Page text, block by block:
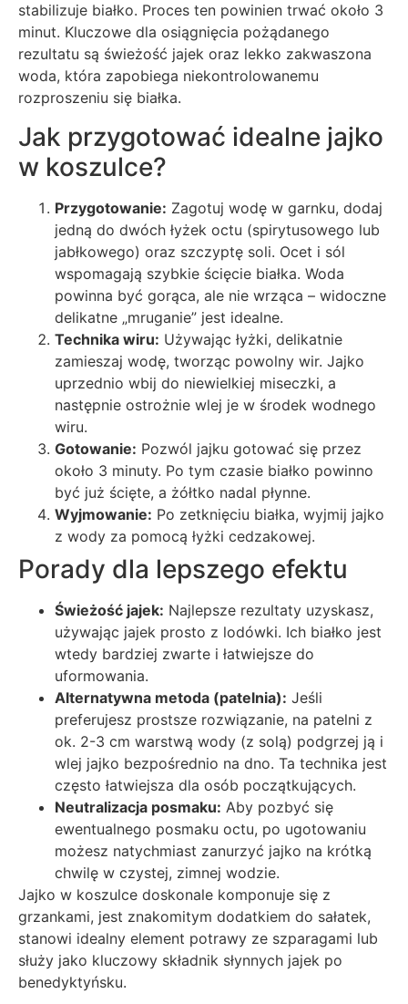
stabilizuje białko. Proces ten powinien trwać około 3
minut. Kluczowe dla osiągnięcia pożądanego
rezultatu są świeżość jajek oraz lekko zakwaszona
woda, która zapobiega niekontrolowanemu
rozproszeniu się białka.
Jak przygotować idealne jajko
w koszulce?
Przygotowanie: Zagotuj wodę w garnku, dodaj
jedną do dwóch łyżek octu (spirytusowego lub
jabłkowego) oraz szczyptę soli. Ocet i sól
wspomagają szybkie ścięcie białka. Woda
powinna być gorąca, ale nie wrząca – widoczne
delikatne „mruganie” jest idealne.
Technika wiru: Używając łyżki, delikatnie
zamieszaj wodę, tworząc powolny wir. Jajko
uprzednio wbij do niewielkiej miseczki, a
następnie ostrożnie wlej je w środek wodnego
wiru.
Gotowanie: Pozwól jajku gotować się przez
około 3 minuty. Po tym czasie białko powinno
być już ścięte, a żółtko nadal płynne.
Wyjmowanie: Po zetknięciu białka, wyjmij jajko
z wody za pomocą łyżki cedzakowej.
Porady dla lepszego efektu
Świeżość jajek: Najlepsze rezultaty uzyskasz,
używając jajek prosto z lodówki. Ich białko jest
wtedy bardziej zwarte i łatwiejsze do
uformowania.
Alternatywna metoda (patelnia): Jeśli
preferujesz prostsze rozwiązanie, na patelni z
ok. 2-3 cm warstwą wody (z solą) podgrzej ją i
wlej jajko bezpośrednio na dno. Ta technika jest
często łatwiejsza dla osób początkujących.
Neutralizacja posmaku: Aby pozbyć się
ewentualnego posmaku octu, po ugotowaniu
możesz natychmiast zanurzyć jajko na krótką
chwilę w czystej, zimnej wodzie.
Jajko w koszulce doskonale komponuje się z
grzankami, jest znakomitym dodatkiem do sałatek,
stanowi idealny element potrawy ze szparagami lub
służy jako kluczowy składnik słynnych jajek po
benedyktyńsku.